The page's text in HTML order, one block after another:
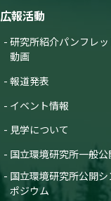
広報活動
研究所紹介パンフレ
動画
報道発表
イベント情報
見学について
国立環境研究所一般公
国立環境研究所公開シ
ポジウム